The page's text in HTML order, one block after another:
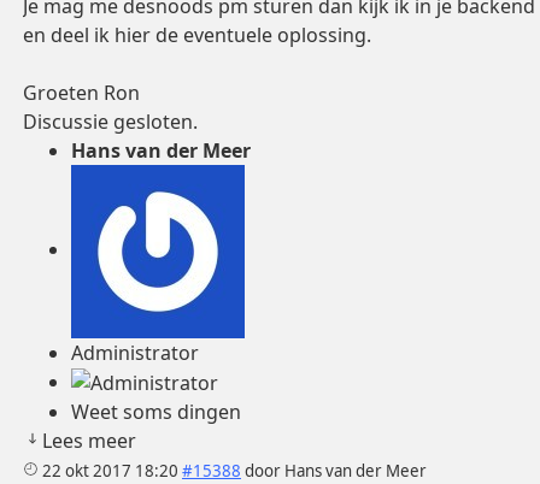
Je mag me desnoods pm sturen dan kijk ik in je backend
en deel ik hier de eventuele oplossing.
Groeten Ron
Discussie gesloten.
Hans van der Meer
Administrator
Weet soms dingen
Lees meer
22 okt 2017 18:20 #15388 door Hans van der Meer